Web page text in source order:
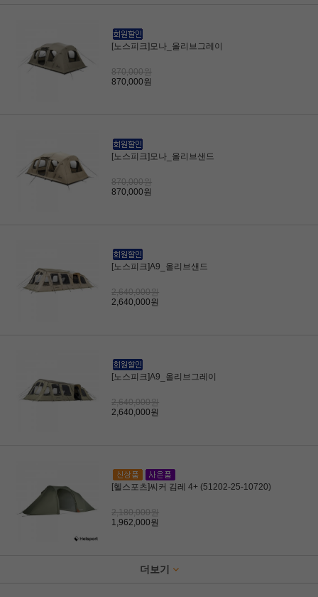
[노스피크]모나_올리브그레이
870,000원
870,000원
[노스피크]모나_올리브샌드
870,000원
870,000원
[노스피크]A9_올리브샌드
2,640,000원
2,640,000원
[노스피크]A9_올리브그레이
2,640,000원
2,640,000원
[헬스포츠]씨커 김레 4+ (51202-25-10720)
2,180,000원
1,962,000원
더보기